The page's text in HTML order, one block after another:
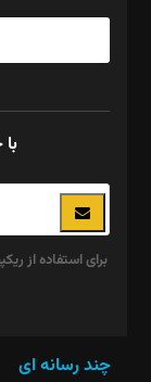
چند رسانه ای